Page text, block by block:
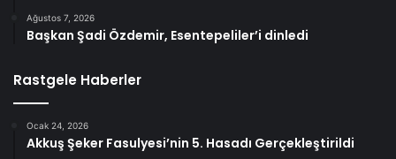
Ağustos 7, 2026
Başkan Şadi Özdemir, Esentepeliler’i dinledi
Rastgele Haberler
Ocak 24, 2026
Akkuş Şeker Fasulyesi’nin 5. Hasadı Gerçekleştirildi